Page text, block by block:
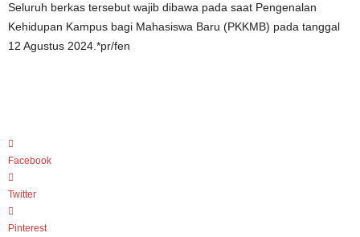
Seluruh berkas tersebut wajib dibawa pada saat Pengenalan
Kehidupan Kampus bagi Mahasiswa Baru (PKKMB) pada tanggal
12 Agustus 2024.*pr/fen
Facebook
Twitter
Pinterest